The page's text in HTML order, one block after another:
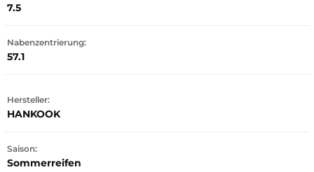
7.5
Nabenzentrierung:
57.1
Hersteller:
HANKOOK
Saison:
Sommerreifen